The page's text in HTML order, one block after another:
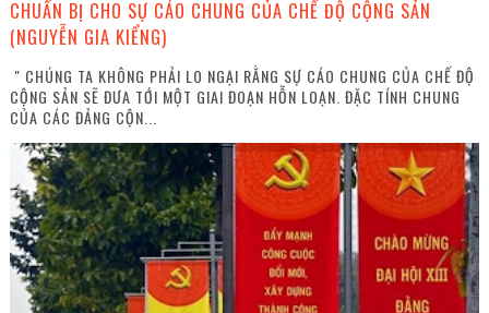
CHUẨN BỊ CHO SỰ CÁO CHUNG CỦA CHẾ ĐỘ CỘNG SẢN
(NGUYỄN GIA KIỂNG)
" CHÚNG TA KHÔNG PHẢI LO NGẠI RẰNG SỰ CÁO CHUNG CỦA CHẾ ĐỘ
CỘNG SẢN SẼ ĐƯA TỚI MỘT GIAI ĐOẠN HỖN LOẠN. ĐẶC TÍNH CHUNG
CỦA CÁC ĐẢNG CỘN...